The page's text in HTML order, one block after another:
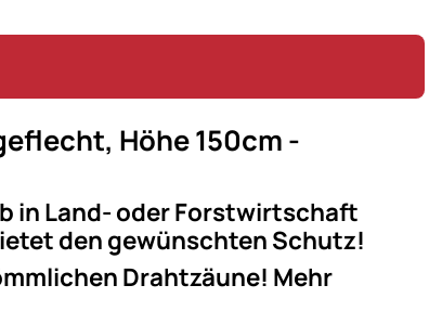
Höhe 150cm -
in Land- oder Forstwirtschaft
den gewünschten Schutz!
Drahtzäune! Mehr